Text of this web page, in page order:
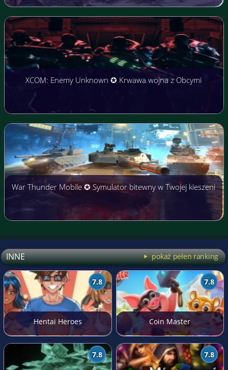
XCOM: Enemy Unknown ✪ Krwawa wojna z Obcymi
War Thunder Mobile ✪ Symulator bitewny w Twojej kieszeni
INNE pokaż pełen ranking
7.8
Hentai Heroes
7.8
Coin Master
7.8 7.8